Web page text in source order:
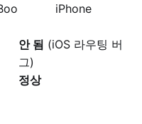
iPhone
안 됨 (iOS 라우팅 버
그)
정상